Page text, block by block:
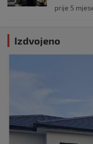
prije 5
Izdvojeno